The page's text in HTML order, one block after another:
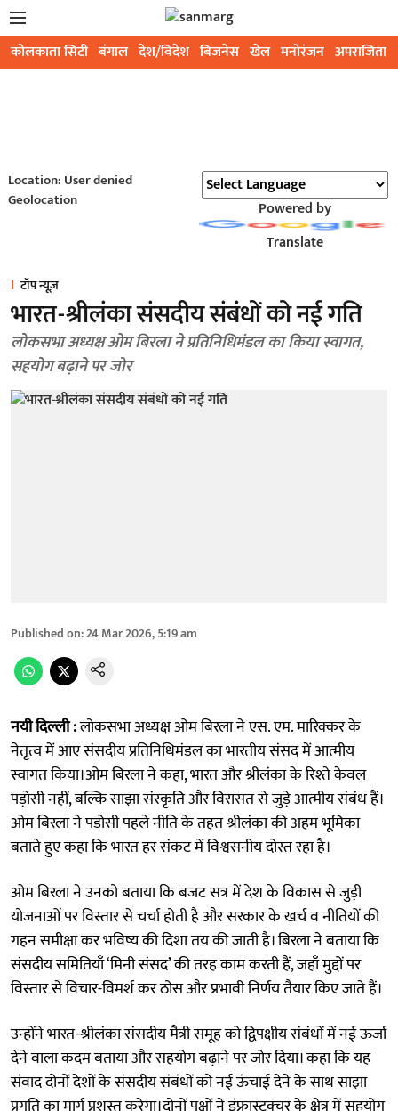
कोलकाता सिटी बंगाल देश/विदेश बिजनेस खेल मनोरंजन अपराजिता
Location: User denied
Geolocation
Powered by
Translate
टॉप न्यूज़
भारत-श्रीलंका संसदीय संबंधों को नई गति
लोकसभा अध्यक्ष ओम बिरला ने प्रतिनिधिमंडल का किया स्वागत,
सहयोग बढ़ाने पर जोर
Published on:24 Mar 2026, 5:19 am
नयी दिल्ली :लोकसभा अध्यक्ष ओम बिरला ने एस. एम. मारिक्कर के
नेतृत्व में आए संसदीय प्रतिनिधिमंडल का भारतीय संसद में आत्मीय
स्वागत किया।ओम बिरला ने कहा, भारत और श्रीलंका के रिश्ते केवल
पड़ोसी नहीं, बल्कि साझा संस्कृति और विरासत से जुड़े आत्मीय संबंध हैं।
ओम बिरला ने पडोसी पहले नीति के तहत श्रीलंका की अहम भूमिका
बताते हुए कहा कि भारत हर संकट में विश्वसनीय दोस्त रहा है।
ओम बिरला ने उनको बताया कि बजट सत्र में देश के विकास से जुड़ी
योजनाओं पर विस्तार से चर्चा होती है और सरकार के खर्च व नीतियों की
गहन समीक्षा कर भविष्य की दिशा तय की जाती है। बिरला ने बताया कि
संसदीय समितियाँ ‘मिनी संसद’ की तरह काम करती हैं, जहाँ मुद्दों पर
विस्तार से विचार-विमर्श कर ठोस और प्रभावी निर्णय तैयार किए जाते हैं।
उन्होंने भारत-श्रीलंका संसदीय मैत्री समूह को द्विपक्षीय संबंधों में नई ऊर्जा
देने वाला कदम बताया और सहयोग बढ़ाने पर जोर दिया। कहा कि यह
संवाद दोनों देशों के संसदीय संबंधों को नई ऊंचाई देने के साथ साझा